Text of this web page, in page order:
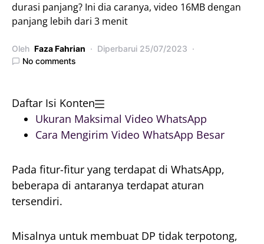
durasi panjang? Ini dia caranya, video 16MB dengan
panjang lebih dari 3 menit
Oleh Faza Fahrian Diperbarui 25/07/2023
No comments
Daftar Isi Konten
Ukuran Maksimal Video WhatsApp
Cara Mengirim Video WhatsApp Besar
Pada fitur-fitur yang terdapat di WhatsApp,
beberapa di antaranya terdapat aturan
tersendiri.
Misalnya untuk membuat DP tidak terpotong,